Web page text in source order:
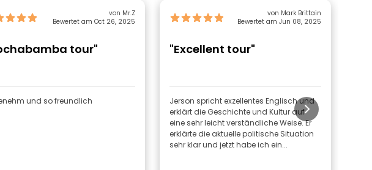
von Mr.Z
Bewertet am Oct 26, 2025
tour"
und so freundlich
von Mark Brittain
Bewertet am Jun 08, 2025
"Excellent tour"
Jerson spricht exzellentes Englisch und
erklärt die Geschichte und Kultur auf
eine sehr leicht verständliche Weise. Er
erklärte die aktuelle politische Situation
sehr klar und jetzt habe ich ein...